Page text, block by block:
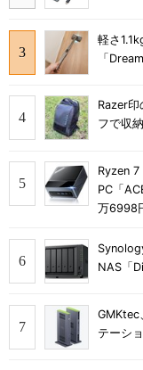
軽さ
「
Razer
フで収
Ryzen
PC「
万6998
NAS「
GMKtec
テーシ